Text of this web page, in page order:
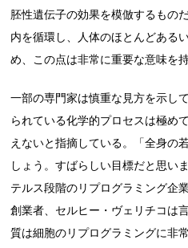
胚性遺伝子の効果を模倣するもの
内を循環し、人体のほとんどある
め、この点は非常に重要な意味を持
一部の専門家は慎重な見方を示し
られている化学的プロセスは極め
えないと指摘している。「全身の
しょう。すばらしい目標だと思い
テルス段階のリプログラミング企
創業者、セルヒー・ヴェリチコは
質は細胞のリプログラミングに非